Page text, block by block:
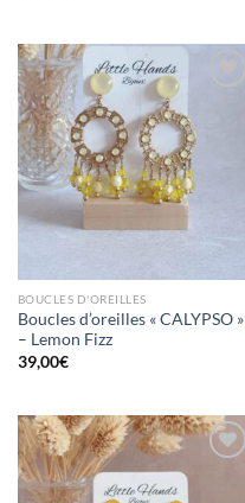
BOUCLES D'OREILLES
Boucles d’oreilles « CALYPSO »
– Lemon Fizz
39,00€